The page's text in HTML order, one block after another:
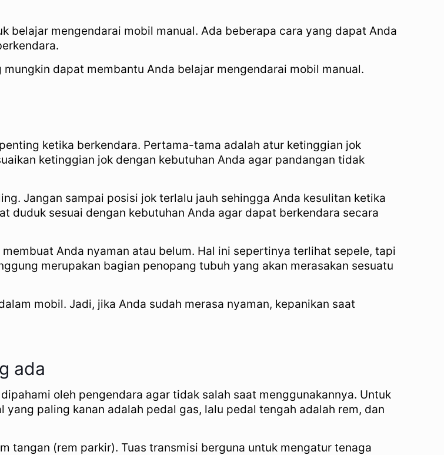
belajar mengendarai mobil manual. Ada beberapa cara yang dapat Anda
dapat membantu Anda belajar mengendarai mobil manual.
ketika berkendara. Pertama-tama adalah atur ketinggian jok
ketinggian jok dengan kebutuhan Anda agar pandangan tidak
Jangan sampai posisi jok terlalu jauh sehingga Anda kesulitan ketika
duduk sesuai dengan kebutuhan Anda agar dapat berkendara secara
Anda nyaman atau belum. Hal ini sepertinya terlihat sepele, tapi
merupakan bagian penopang tubuh yang akan merasakan sesuatu
mobil. Jadi, jika Anda sudah merasa nyaman, kepanikan saat
ada
oleh pengendara agar tidak salah saat menggunakannya. Untuk
paling kanan adalah pedal gas, lalu pedal tengah adalah rem, dan
tangan (rem parkir). Tuas transmisi berguna untuk mengatur tenaga